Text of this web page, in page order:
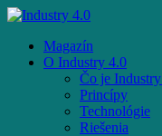
Skip
main
content
Menu
Magazín
O Industry 4.0
Čo je
Princípy
Technológie
Riešenia